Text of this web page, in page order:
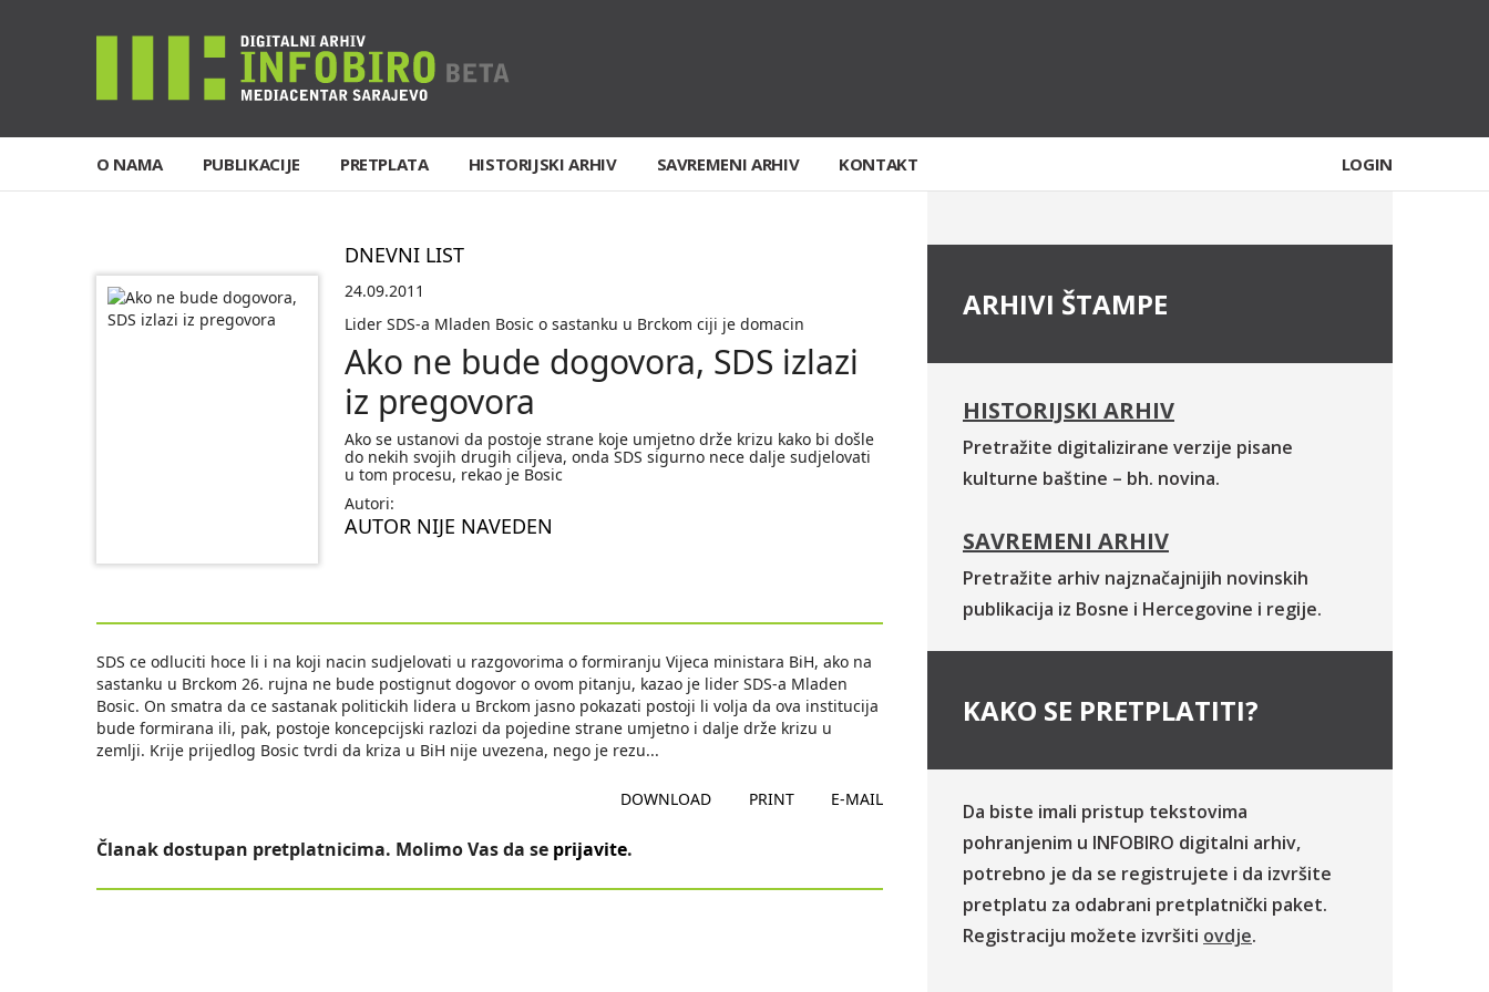
O NAMA PUBLIKACIJE PRETPLATA HISTORIJSKI ARHIV SAVREMENI ARHIV KONTAKT LOGIN
DNEVNI LIST
24.09.2011
Lider SDS-a Mladen Bosic o sastanku u Brckom ciji je domacin
Ako ne bude dogovora, SDS izlazi
iz pregovora
Ako se ustanovi da postoje strane koje umjetno drže krizu kako bi došle
do nekih svojih drugih ciljeva, onda SDS sigurno nece dalje sudjelovati
u tom procesu, rekao je Bosic
Autori:
AUTOR NIJE NAVEDEN
SDS ce odluciti hoce li i na koji nacin sudjelovati u razgovorima o formiranju Vijeca ministara BiH, ako na
sastanku u Brckom 26. rujna ne bude postignut dogovor o ovom pitanju, kazao je lider SDS-a Mladen
Bosic. On smatra da ce sastanak politickih lidera u Brckom jasno pokazati postoji li volja da ova institucija
bude formirana ili, pak, postoje koncepcijski razlozi da pojedine strane umjetno i dalje drže krizu u
zemlji. Krije prijedlog Bosic tvrdi da kriza u BiH nije uvezena, nego je rezu...
DOWNLOAD PRINT E-MAIL
Članak dostupan pretplatnicima. Molimo Vas da se prijavite.
ARHIVI ŠTAMPE
HISTORIJSKI ARHIV
Pretražite digitalizirane verzije pisane
kulturne baštine – bh. novina.
SAVREMENI ARHIV
Pretražite arhiv najznačajnijih novinskih
publikacija iz Bosne i Hercegovine i regije.
KAKO SE PRETPLATITI?
Da biste imali pristup tekstovima
pohranjenim u INFOBIRO digitalni arhiv,
potrebno je da se registrujete i da izvršite
pretplatu za odabrani pretplatnički paket.
Registraciju možete izvršiti ovdje.